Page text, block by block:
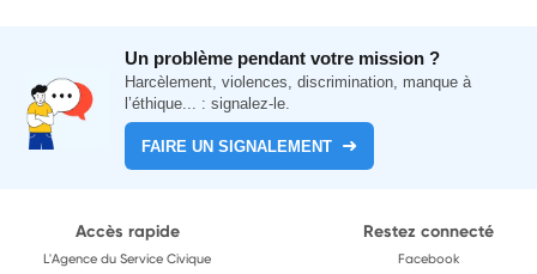
Un problème pendant votre mission ?
Harcèlement, violences, discrimination, manque à
l’éthique... : signalez-le.
FAIRE UN SIGNALEMENT
Accès rapide
L'Agence du Service Civique
Restez connecté
Facebook